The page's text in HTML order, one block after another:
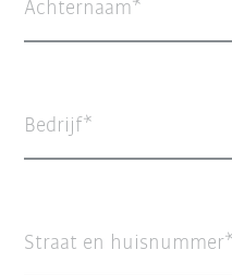
Achternaam
Bedrijf
Straat en huisnummer